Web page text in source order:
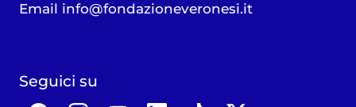
Email info@fondazioneveronesi.it
Seguici su